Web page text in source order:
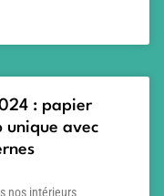
: papier
unique avec
nos intérieurs